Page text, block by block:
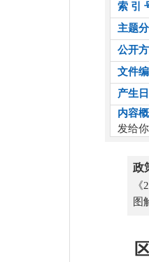
索 引
主题分
公开方
文件编
产生日
内容概
发给
政
图